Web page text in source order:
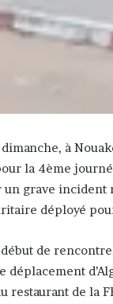
à
la 4ème
un grave
déployé
de
déplacement
restaurant de la